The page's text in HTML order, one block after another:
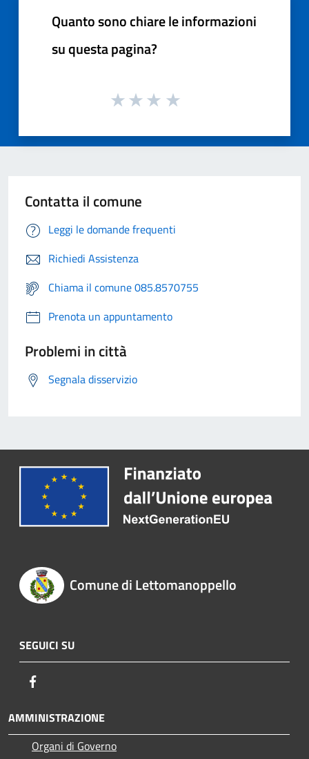
Quanto sono chiare le informazioni
su questa pagina?
Contatta il comune
Leggi le domande frequenti
Richiedi Assistenza
Chiama il comune 085.8570755
Prenota un appuntamento
Problemi in città
Segnala disservizio
Comune di Lettomanoppello
SEGUICI SU
AMMINISTRAZIONE
Organi di Governo